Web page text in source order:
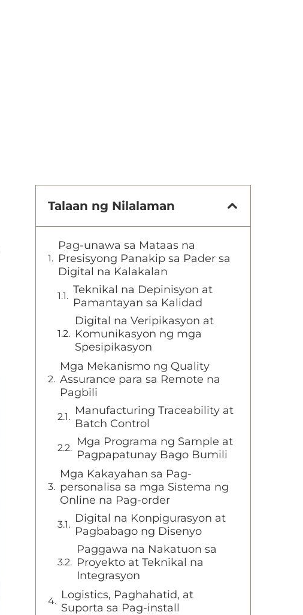
Talaan ng Nilalaman
Pag-unawa sa Mataas na
Presisyong Panakip sa Pader sa
Digital na Kalakalan
Teknikal na Depinisyon at
Pamantayan sa Kalidad
Digital na Veripikasyon at
Komunikasyon ng mga
Spesipikasyon
Mga Mekanismo ng Quality
Assurance para sa Remote na
Pagbili
Manufacturing Traceability at
Batch Control
Mga Programa ng Sample at
Pagpapatunay Bago Bumili
Mga Kakayahan sa Pag-
personalisa sa mga Sistema ng
Online na Pag-order
Digital na Konpigurasyon at
Pagbabago ng Disenyo
Paggawa na Nakatuon sa
Proyekto at Teknikal na
Integrasyon
Logistics, Paghahatid, at
Suporta sa Pag-install